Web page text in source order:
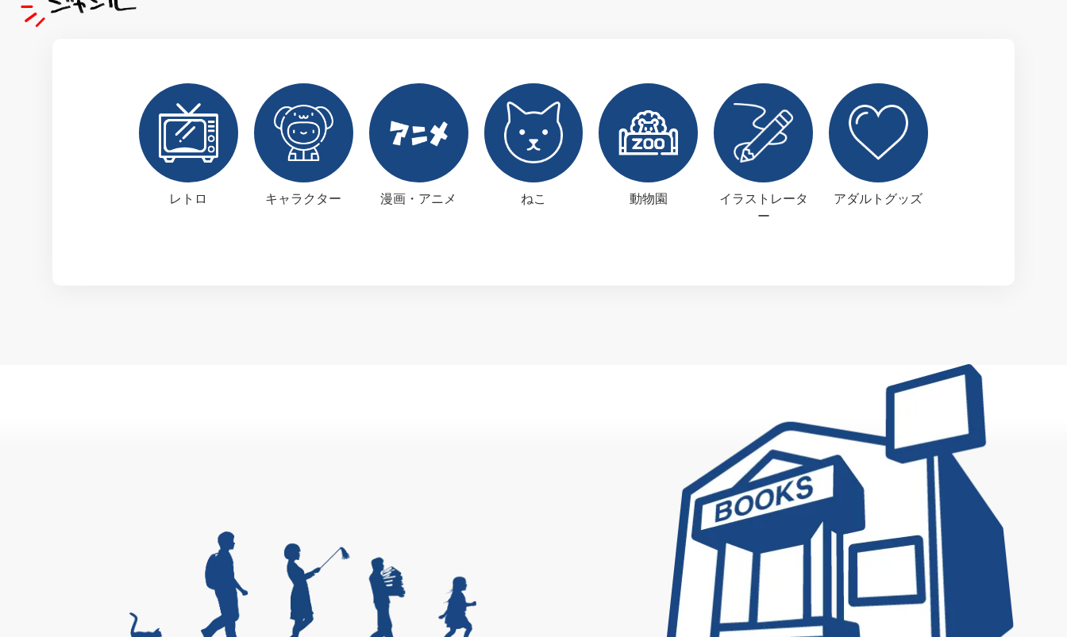
レトロ キャラクター 漫画・アニメ ねこ 動物園
イラストレータ
ー
アダルトグッズ